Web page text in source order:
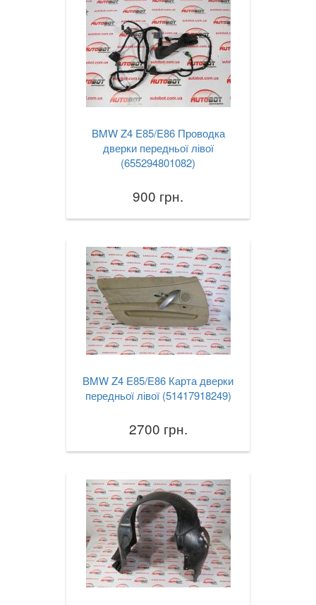
BMW Z4 E85/E86 Проводка
дверки передньої лівої
(655294801082)
900 грн.
BMW Z4 E85/E86 Карта дверки
передньої лівої (51417918249)
2700 грн.